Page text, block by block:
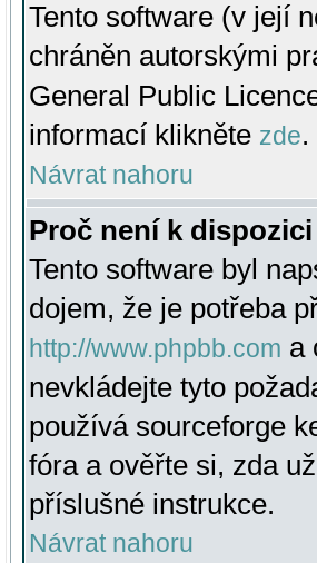
Tento software (v její
chráněn autorskými
General Public
informací klikněte zde.
Návrat nahoru
Proč není k
Tento software byl
dojem, že je potřeba
http://www.phpbb.com a
nevkládejte tyto
používá sourceforge
fóra a ověřte si, zda
příslušné instrukce.
Návrat nahoru